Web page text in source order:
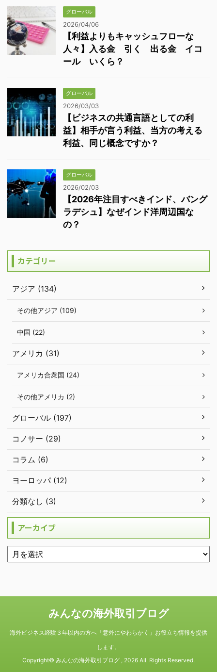
グローバル
2026/04/06
【利益よりもキャッシュフローな
人々】入る金 引く 出る金 イコ
ール いくら？
グローバル
2026/03/03
【ビジネスの共通言語としての利
益】相手が言う利益、当方の考える
利益、同じ概念ですか？
グローバル
2026/02/03
【2026年注目すべきインド、バング
ラデシュ】なぜインド洋周辺国な
の？
カテゴリー
アジア (134)
その他アジア (109)
中国 (22)
アメリカ (31)
アメリカ合衆国 (24)
その他アメリカ (2)
グローバル (197)
コノサー (29)
コラム (6)
ヨーロッパ (12)
分類なし (3)
アーカイブ
みんなの海外取引ブログ
海外ビジネス経験３年以内の方へ「意外にやわらかく」お役立ち情報を提供
します。
Copyright© みんなの海外取引ブログ , 2026 All Rights Reserved.